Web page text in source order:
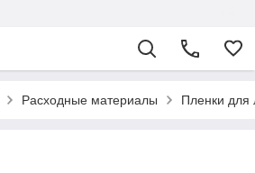
Расходные материалы Пленки для